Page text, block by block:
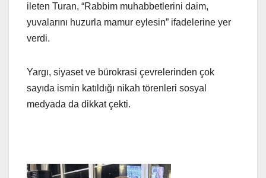
ileten Turan, “Rabbim muhabbetlerini daim,
yuvalarını huzurla mamur eylesin” ifadelerine yer
verdi.
Yargı, siyaset ve bürokrasi çevrelerinden çok
sayıda ismin katıldığı nikah törenleri sosyal
medyada da dikkat çekti.